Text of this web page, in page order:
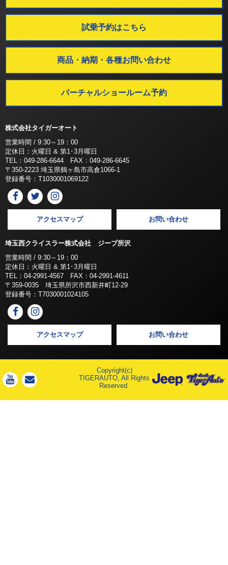
試乗予約はこちら
商品・納期・各種お問い合わせ
バーチャルショールーム予約
株式会社タイガーオート
営業時間 / 9:30～19：00
定休日：火曜日 & 第1･3月曜日
TEL：049-286-6644 FAX：049-286-6645
〒350-2223 埼玉県鶴ヶ島市高倉1066-1
登録番号：T1030001069122
アクセスマップ お問い合わせ
埼玉西クライスラー株式会社 ジープ所沢
営業時間 / 9:30～19：00
定休日：火曜日 & 第1･3月曜日
TEL：04-2991-4567 FAX：04-2991-4611
〒359-0035 埼玉県所沢市西新井町12-29
登録番号：T7030001024105
アクセスマップ お問い合わせ
Copyright(c)
TIGERAUTO, All Rights
Reserved.